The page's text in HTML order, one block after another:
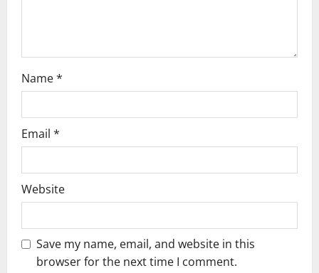
Name*
Email *
Website
Save my name, email, and website in this
browser for the next time I comment.